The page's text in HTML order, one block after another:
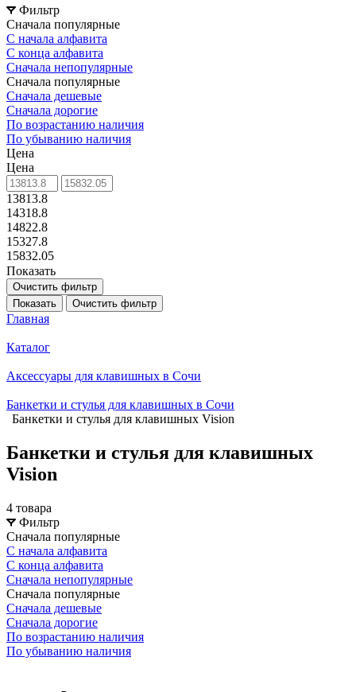
Фильтр
Сначала популярные
С начала алфавита
С конца алфавита
Сначала непопулярные
Сначала популярные
Сначала дешевые
Сначала дорогие
По возрастанию наличия
По убыванию наличия
Цена
Цена
13813.8
14318.8
14822.8
15327.8
15832.05
Показать
Очистить фильтр
Показать
Очистить фильтр
Главная
Каталог
Аксессуары для клавишных в Сочи
Банкетки и стулья для клавишных в Сочи
Банкетки и стулья для клавишных Vision
Банкетки и стулья для клавишных
Vision
4 товара
Фильтр
Сначала популярные
С начала алфавита
С конца алфавита
Сначала непопулярные
Сначала популярные
Сначала дешевые
Сначала дорогие
По возрастанию наличия
По убыванию наличия